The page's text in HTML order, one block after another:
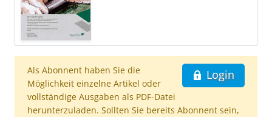
Login
Als Abonnent haben Sie die
Möglichkeit einzelne Artikel oder
vollständige Ausgaben als PDF-Datei
herunterzuladen. Sollten Sie bereits Abonnent sein,